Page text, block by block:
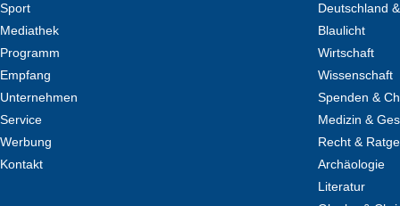
Sport
Mediathek
Programm
Empfang
Unternehmen
Service
Werbung
Kontakt
Deutschland
Blaulicht
Wirtschaft
Wissenschaft
Spenden &
Medizin &
Recht &
Archäologie
Literatur